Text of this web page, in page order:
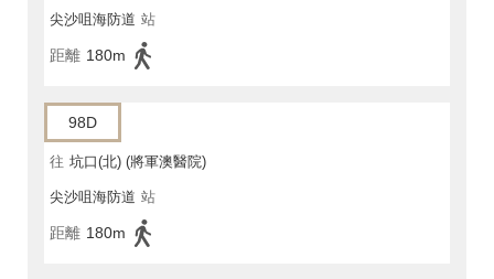
尖沙咀海防道 站
距離 180m
98D
往 坑口(北) (將軍澳醫院)
尖沙咀海防道 站
距離 180m